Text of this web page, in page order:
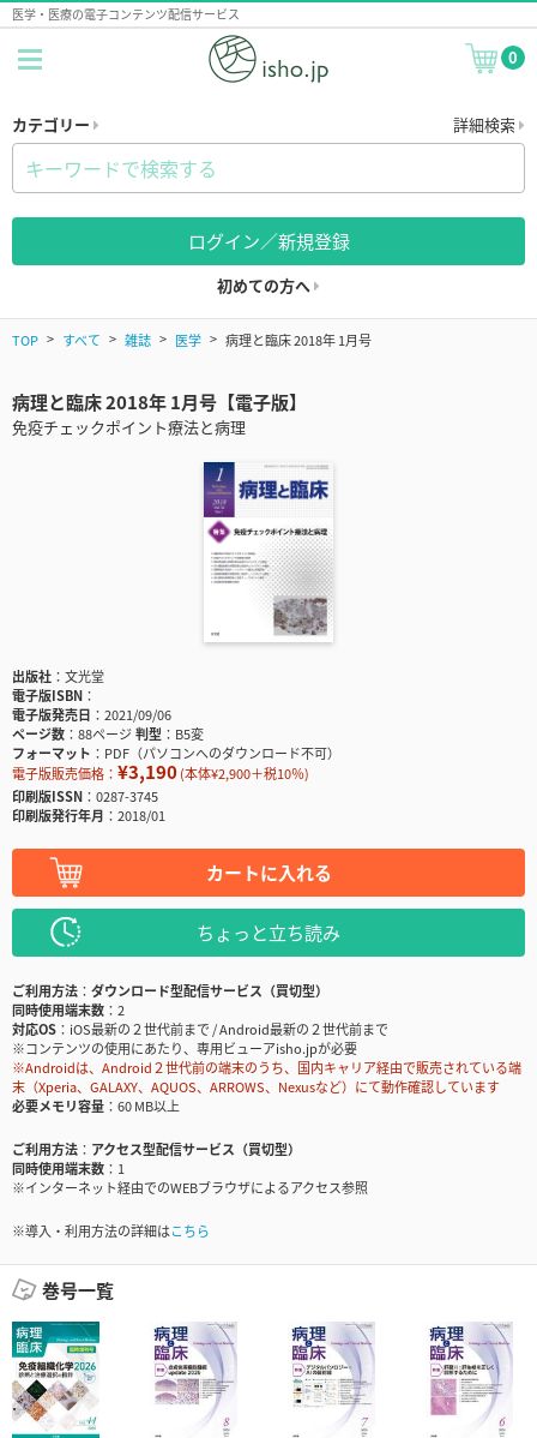
医学・医療の電子コンテンツ配信サービス
0
カテゴリー 詳細検索
ログイン／新規登録
初めての方へ
TOP すべて 雑誌 医学 病理と臨床 2018年 1月号
病理と臨床 2018年 1月号【電子版】
免疫チェックポイント療法と病理
出版社
文光堂
電子版ISBN
電子版発売日
2021/09/06
ページ数
88ページ判型
B5変
フォーマット
PDF（パソコンへのダウンロード不可）
電子版販売価格： ¥3,190(本体¥2,900＋税10％)
印刷版ISSN
0287-3745
印刷版発行年月
2018/01
カートに入れる
ちょっと立ち読み
ご利用方法
ダウンロード型配信サービス（買切型）
同時使用端末数
2
対応OS
iOS最新の２世代前まで / Android最新の２世代前まで
※コンテンツの使用にあたり、専用ビューアisho.jpが必要
※Androidは、Android２世代前の端末のうち、国内キャリア経由で販売されている端
末（Xperia、GALAXY、AQUOS、ARROWS、Nexusなど）にて動作確認しています
必要メモリ容量
60 MB以上
ご利用方法
アクセス型配信サービス（買切型）
同時使用端末数
1
※インターネット経由でのWEBブラウザによるアクセス参照
※導入・利用方法の詳細はこちら
巻号一覧